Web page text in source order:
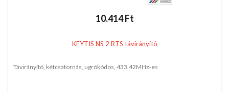
10.414 Ft
KEYTIS NS 2 RTS távirányító
Távirányító, kétcsatornás, ugrókódos, 433.42MHz-es